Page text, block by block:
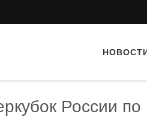
России по